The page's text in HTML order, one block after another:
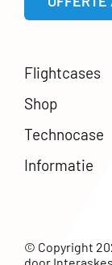
Flightcases
Shop
Technocase
Informatie
© Copyright